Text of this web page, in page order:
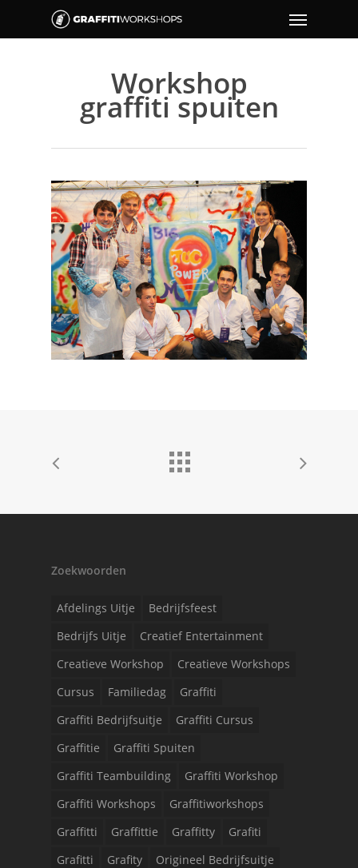
Workshop
graffiti spuiten
Zoekwoorden
Afdelings Uitje
Bedrijfsfeest
Bedrijfs Uitje
Creatief Entertainment
Creatieve Workshop
Creatieve Workshops
Cursus
Familiedag
Graffiti
Graffiti Bedrijfsuitje
Graffiti Cursus
Graffitie
Graffiti Spuiten
Graffiti Teambuilding
Graffiti Workshop
Graffiti Workshops
Graffitiworkshops
Graffitti
Graffittie Graffitty
Grafiti
Grafitti
Grafity
Origineel Bedrijfsuitje